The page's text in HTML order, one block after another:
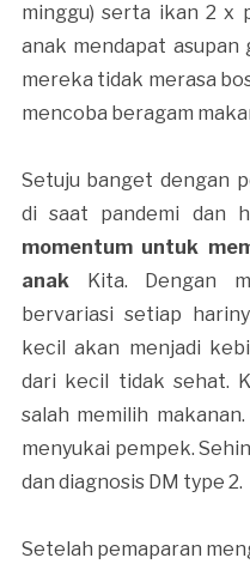
minggu) serta ikan 2 x
anak mendapat asupan
mereka tidak merasa
mencoba beragam
Setuju banget dengan
di saat pandemi dan
momentum untuk
anakKita. Dengan
bervariasi setiap
kecil akan menjadi
dari kecil tidak sehat.
salah memilih
menyukai pempek.
dan diagnosis DM type 2.
Setelah pemaparan